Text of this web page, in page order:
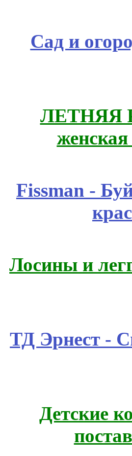
Сад и
ЛЕТНЯЯ
Fissmаn -
Лосины и
ТД Эрнест -
Детские